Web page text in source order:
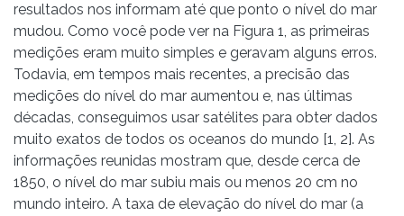
resultados nos informam até que ponto o nível do mar
mudou. Como você pode ver na Figura 1, as primeiras
medições eram muito simples e geravam alguns erros.
Todavia, em tempos mais recentes, a precisão das
medições do nível do mar aumentou e, nas últimas
décadas, conseguimos usar satélites para obter dados
muito exatos de todos os oceanos do mundo [1, 2]. As
informações reunidas mostram que, desde cerca de
1850, o nível do mar subiu mais ou menos 20 cm no
mundo inteiro. A taxa de elevação do nível do mar (a